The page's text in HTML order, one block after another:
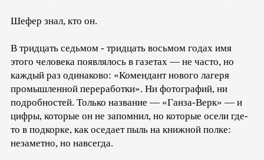
Шефер знал, кто он.
В тридцать седьмом - тридцать восьмом годах имя
этого человека появлялось в газетах — не часто, но
каждый раз одинаково: «Комендант нового лагеря
промышленной переработки». Ни фотографий, ни
подробностей. Только название — «Ганза-Верк» — и
цифры, которые он не запомнил, но которые осели где-
то в подкорке, как оседает пыль на книжной полке:
незаметно, но навсегда.